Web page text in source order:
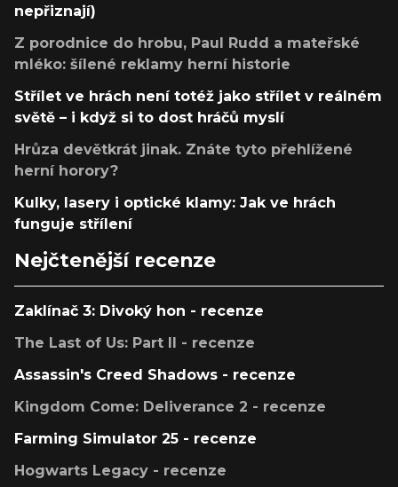
nepřiznají)
Z porodnice do hrobu, Paul Rudd a mateřské
mléko: šílené reklamy herní historie
Střílet ve hrách není totéž jako střílet v reálném
světě – i když si to dost hráčů myslí
Hrůza devětkrát jinak. Znáte tyto přehlížené
herní horory?
Kulky, lasery i optické klamy: Jak ve hrách
funguje střílení
Nejčtenější recenze
Zaklínač 3: Divoký hon - recenze
The Last of Us: Part II - recenze
Assassin's Creed Shadows - recenze
Kingdom Come: Deliverance 2 - recenze
Farming Simulator 25 - recenze
Hogwarts Legacy - recenze